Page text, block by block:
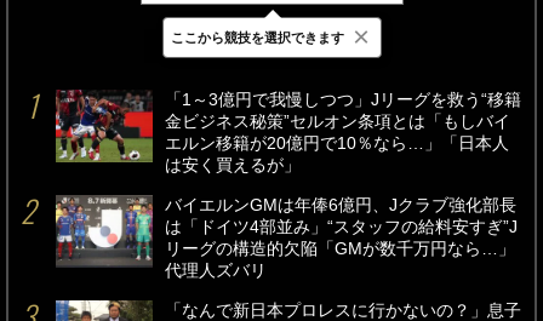
最新 24時間 週間
「1～3億円で我慢しつつ」Jリーグを救う“移籍
金ビジネス秘策”セルオン条項とは「もしバイ
エルン移籍が20億円で10％なら…」「日本人
は安く買えるが」
バイエルンGMは年俸6億円、Jクラブ強化部長
は「ドイツ4部並み」“スタッフの給料安すぎ”J
リーグの構造的欠陥「GMが数千万円なら…」
代理人ズバリ
「なんで新日本プロレスに行かないの？」息子
ここから競技を選択できます ×